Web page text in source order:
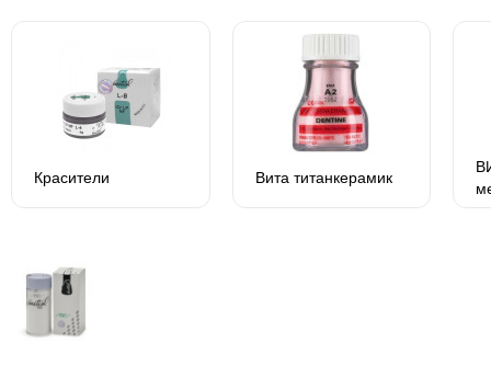
Красители Вита титанкерамик